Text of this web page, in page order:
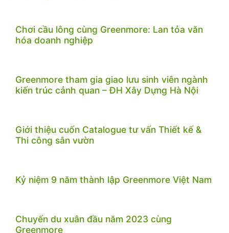
Chơi cầu lông cùng Greenmore: Lan tỏa văn
hóa doanh nghiệp
Greenmore tham gia giao lưu sinh viên ngành
kiến trúc cảnh quan – ĐH Xây Dựng Hà Nội
Giới thiệu cuốn Catalogue tư vấn Thiết kế &
Thi công sân vườn
Kỷ niệm 9 năm thành lập Greenmore Việt Nam
Chuyến du xuân đầu năm 2023 cùng
Greenmore